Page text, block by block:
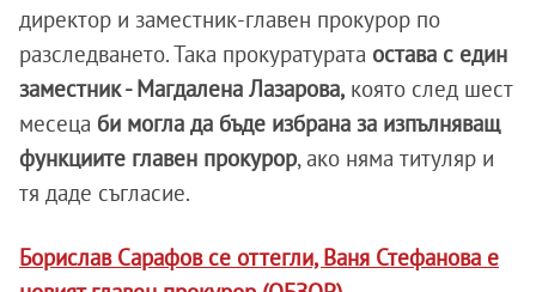
директор и заместник-главен прокурор по
разследването. Така прокуратурата остава с един
заместник - Магдалена Лазарова, която след шест
месеца би могла да бъде избрана за изпълняващ
функциите главен прокурор, ако няма титуляр и
тя даде съгласие.
Борислав Сарафов се оттегли, Ваня Стефанова е